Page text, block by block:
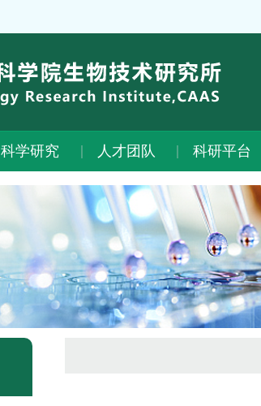
科学研究 人才团队 科研平台